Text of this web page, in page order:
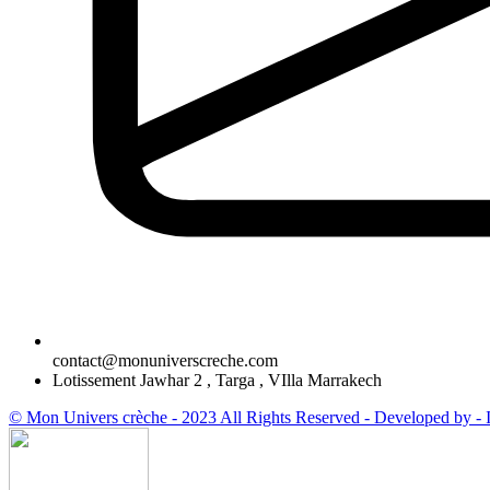
contact@monuniverscreche.com
Lotissement Jawhar 2 , Targa , VIlla Marrakech
© Mon Univers crèche - 2023 All Rights Reserved - Developed by -